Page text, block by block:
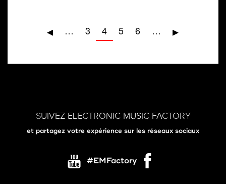
Page
précédente
◂ … Page
3
Page
actuelle
4 Page
5 Page
6 … Page
▸
SUIVEZ ELECTRONIC MUSIC FACTORY
et partagez votre expérience sur les réseaux sociaux
#EMFactory